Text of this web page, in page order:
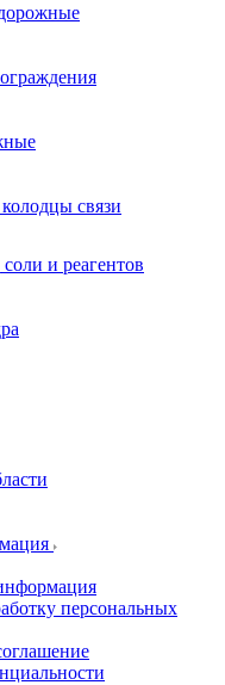
связи
и реагентов
персональных